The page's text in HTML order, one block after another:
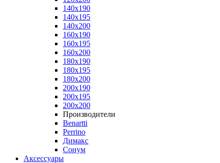
140x190
140x195
140x200
160x190
160x195
160x200
180x190
180x195
180x200
200x190
200x195
200x200
Производители
Benartti
Perrino
Димакс
Сонум
Аксессуары